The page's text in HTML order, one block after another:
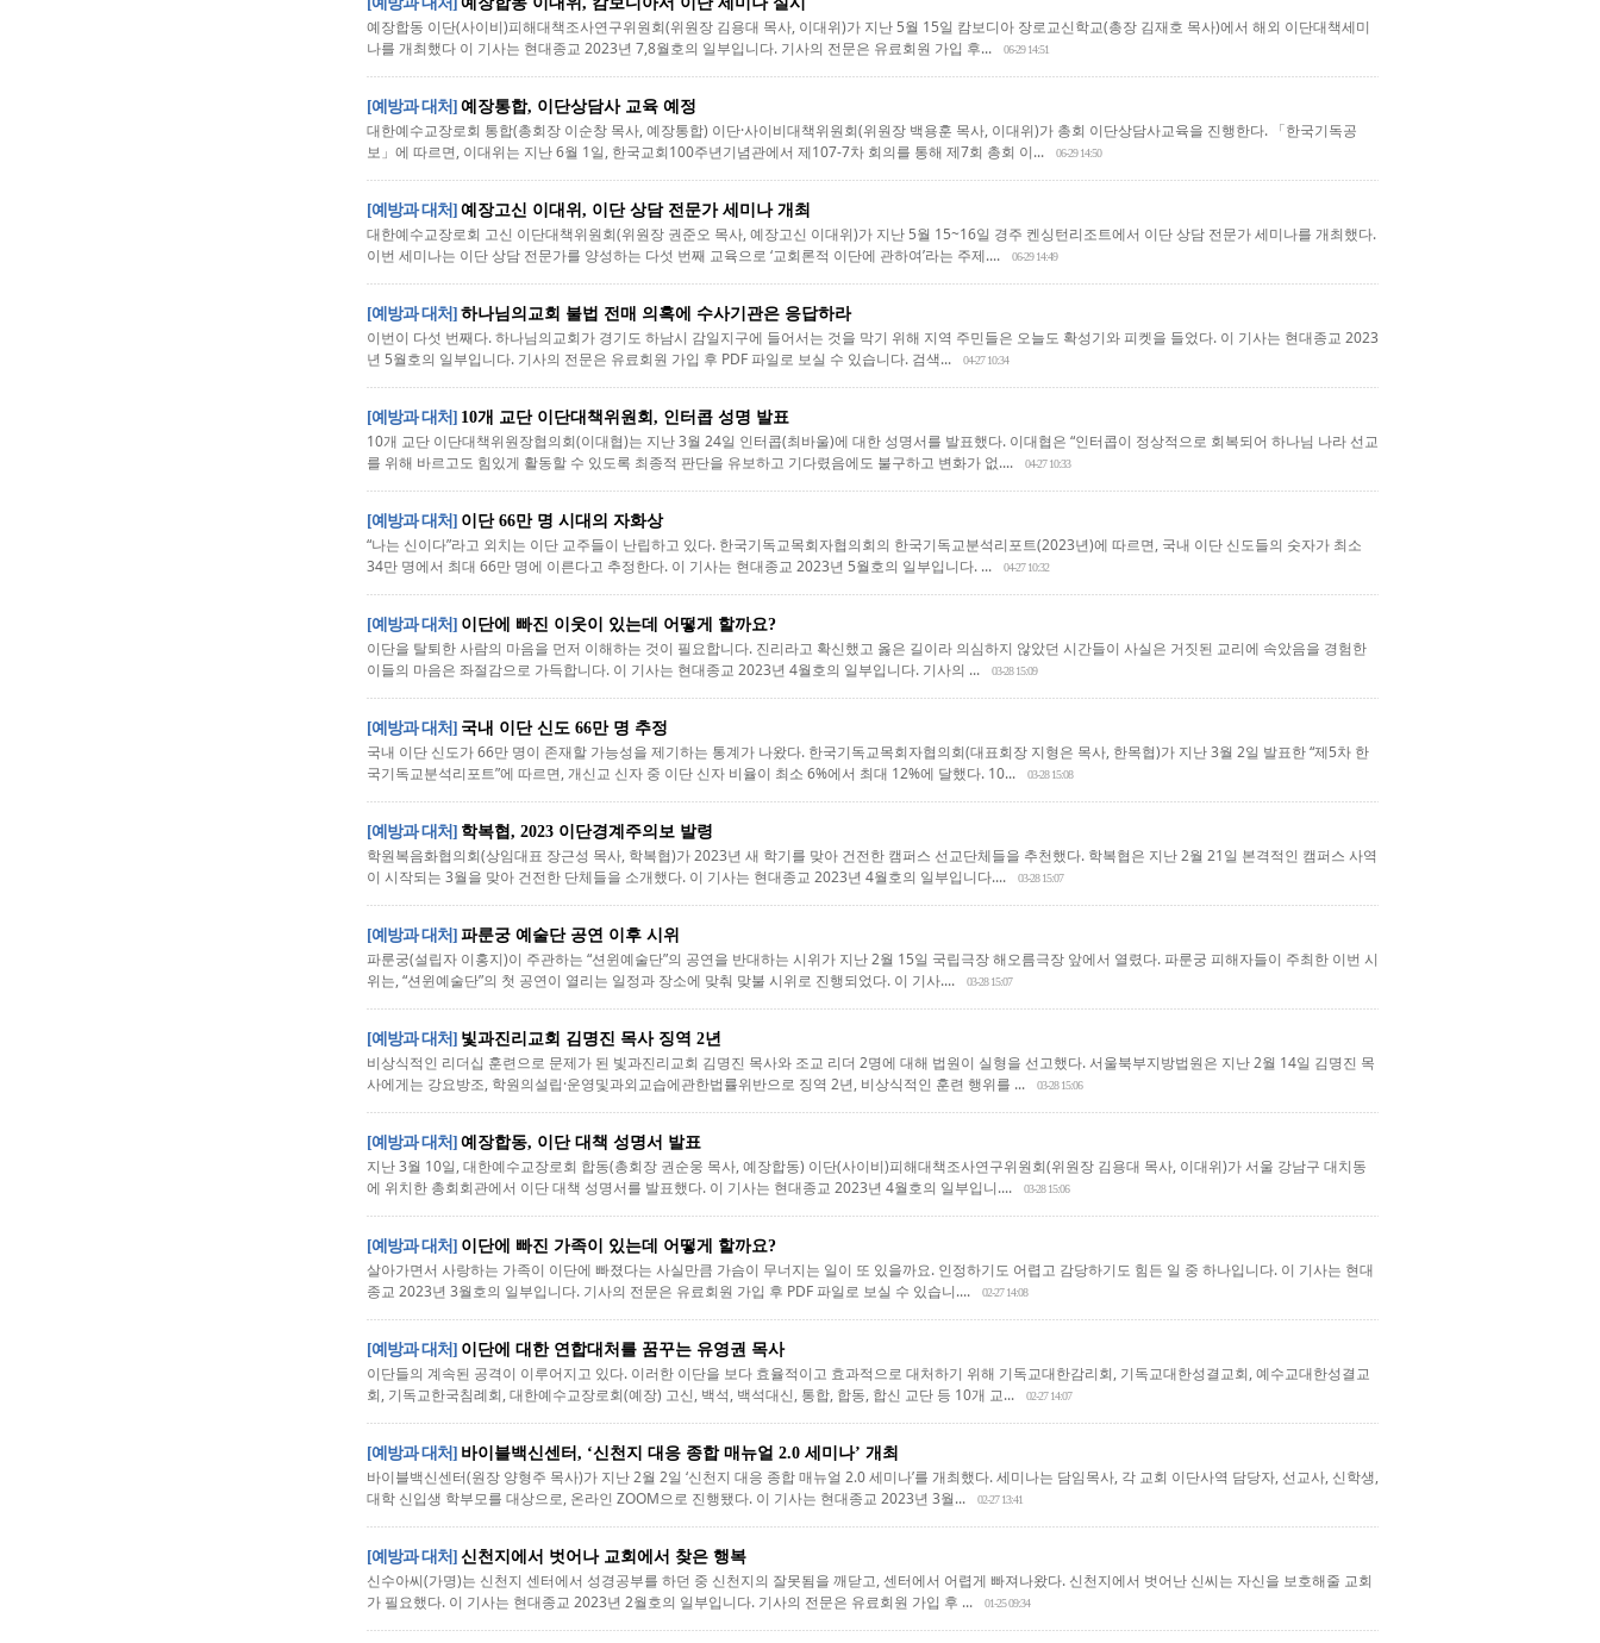
예장합동 이단(사이비)피해대책조사연구위원회(위원장 김용대 목사, 이대위)가 지난 5월 15일 캄보디아 장로교신학교(총장 김재호 목사)에서 해외 이단대책세미
나를 개최했다 이 기사는 현대종교 2023년 7,8월호의 일부입니다. 기사의 전문은 유료회원 가입 후...
06-29 14:51
[예방과 대처] 예장통합, 이단상담사 교육 예정
대한예수교장로회 통합(총회장 이순창 목사, 예장통합) 이단·사이비대책위원회(위원장 백용훈 목사, 이대위)가 총회 이단상담사교육을 진행한다. 「한국기독공
보」에 따르면, 이대위는 지난 6월 1일, 한국교회100주년기념관에서 제107-7차 회의를 통해 제7회 총회 이...
06-29 14:50
[예방과 대처] 예장고신 이대위, 이단 상담 전문가 세미나 개최
대한예수교장로회 고신 이단대책위원회(위원장 권준오 목사, 예장고신 이대위)가 지난 5월 15~16일 경주 켄싱턴리조트에서 이단 상담 전문가 세미나를 개최했다.
이번 세미나는 이단 상담 전문가를 양성하는 다섯 번째 교육으로 ‘교회론적 이단에 관하여’라는 주제....
06-29 14:49
[예방과 대처] 하나님의교회 불법 전매 의혹에 수사기관은 응답하라
이번이 다섯 번째다. 하나님의교회가 경기도 하남시 감일지구에 들어서는 것을 막기 위해 지역 주민들은 오늘도 확성기와 피켓을 들었다. 이 기사는 현대종교 2023
년 5월호의 일부입니다. 기사의 전문은 유료회원 가입 후 PDF 파일로 보실 수 있습니다. 검색...
04-27 10:34
[예방과 대처] 10개 교단 이단대책위원회, 인터콥 성명 발표
10개 교단 이단대책위원장협의회(이대협)는 지난 3월 24일 인터콥(최바울)에 대한 성명서를 발표했다. 이대협은 “인터콥이 정상적으로 회복되어 하나님 나라 선교
를 위해 바르고도 힘있게 활동할 수 있도록 최종적 판단을 유보하고 기다렸음에도 불구하고 변화가 없....
04-27 10:33
[예방과 대처] 이단 66만 명 시대의 자화상
“나는 신이다”라고 외치는 이단 교주들이 난립하고 있다. 한국기독교목회자협의회의 한국기독교분석리포트(2023년)에 따르면, 국내 이단 신도들의 숫자가 최소
34만 명에서 최대 66만 명에 이른다고 추정한다. 이 기사는 현대종교 2023년 5월호의 일부입니다. ...
04-27 10:32
[예방과 대처] 이단에 빠진 이웃이 있는데 어떻게 할까요?
이단을 탈퇴한 사람의 마음을 먼저 이해하는 것이 필요합니다. 진리라고 확신했고 옳은 길이라 의심하지 않았던 시간들이 사실은 거짓된 교리에 속았음을 경험한
이들의 마음은 좌절감으로 가득합니다. 이 기사는 현대종교 2023년 4월호의 일부입니다. 기사의 ...
03-28 15:09
[예방과 대처] 국내 이단 신도 66만 명 추정
국내 이단 신도가 66만 명이 존재할 가능성을 제기하는 통계가 나왔다. 한국기독교목회자협의회(대표회장 지형은 목사, 한목협)가 지난 3월 2일 발표한 “제5차 한
국기독교분석리포트”에 따르면, 개신교 신자 중 이단 신자 비율이 최소 6%에서 최대 12%에 달했다. 10...
03-28 15:08
[예방과 대처] 학복협, 2023 이단경계주의보 발령
학원복음화협의회(상임대표 장근성 목사, 학복협)가 2023년 새 학기를 맞아 건전한 캠퍼스 선교단체들을 추천했다. 학복협은 지난 2월 21일 본격적인 캠퍼스 사역
이 시작되는 3월을 맞아 건전한 단체들을 소개했다. 이 기사는 현대종교 2023년 4월호의 일부입니다....
03-28 15:07
[예방과 대처] 파룬궁 예술단 공연 이후 시위
파룬궁(설립자 이홍지)이 주관하는 “션윈예술단”의 공연을 반대하는 시위가 지난 2월 15일 국립극장 해오름극장 앞에서 열렸다. 파룬궁 피해자들이 주최한 이번 시
위는, “션윈예술단”의 첫 공연이 열리는 일정과 장소에 맞춰 맞불 시위로 진행되었다. 이 기사....
03-28 15:07
[예방과 대처] 빛과진리교회 김명진 목사 징역 2년
비상식적인 리더십 훈련으로 문제가 된 빛과진리교회 김명진 목사와 조교 리더 2명에 대해 법원이 실형을 선고했다. 서울북부지방법원은 지난 2월 14일 김명진 목
사에게는 강요방조, 학원의설립·운영및과외교습에관한법률위반으로 징역 2년, 비상식적인 훈련 행위를 ...
03-28 15:06
[예방과 대처] 예장합동, 이단 대책 성명서 발표
지난 3월 10일, 대한예수교장로회 합동(총회장 권순웅 목사, 예장합동) 이단(사이비)피해대책조사연구위원회(위원장 김용대 목사, 이대위)가 서울 강남구 대치동
에 위치한 총회회관에서 이단 대책 성명서를 발표했다. 이 기사는 현대종교 2023년 4월호의 일부입니....
03-28 15:06
[예방과 대처] 이단에 빠진 가족이 있는데 어떻게 할까요?
살아가면서 사랑하는 가족이 이단에 빠졌다는 사실만큼 가슴이 무너지는 일이 또 있을까요. 인정하기도 어렵고 감당하기도 힘든 일 중 하나입니다. 이 기사는 현대
종교 2023년 3월호의 일부입니다. 기사의 전문은 유료회원 가입 후 PDF 파일로 보실 수 있습니....
02-27 14:08
[예방과 대처] 이단에 대한 연합대처를 꿈꾸는 유영권 목사
이단들의 계속된 공격이 이루어지고 있다. 이러한 이단을 보다 효율적이고 효과적으로 대처하기 위해 기독교대한감리회, 기독교대한성결교회, 예수교대한성결교
회, 기독교한국침례회, 대한예수교장로회(예장) 고신, 백석, 백석대신, 통합, 합동, 합신 교단 등 10개 교...
02-27 14:07
[예방과 대처] 바이블백신센터, ‘신천지 대응 종합 매뉴얼 2.0 세미나’ 개최
바이블백신센터(원장 양형주 목사)가 지난 2월 2일 ‘신천지 대응 종합 매뉴얼 2.0 세미나’를 개최했다. 세미나는 담임목사, 각 교회 이단사역 담당자, 선교사, 신학생,
대학 신입생 학부모를 대상으로, 온라인 ZOOM으로 진행됐다. 이 기사는 현대종교 2023년 3월...
02-27 13:41
[예방과 대처] 신천지에서 벗어나 교회에서 찾은 행복
신수아씨(가명)는 신천지 센터에서 성경공부를 하던 중 신천지의 잘못됨을 깨닫고, 센터에서 어렵게 빠져나왔다. 신천지에서 벗어난 신씨는 자신을 보호해줄 교회
가 필요했다. 이 기사는 현대종교 2023년 2월호의 일부입니다. 기사의 전문은 유료회원 가입 후 ...
01-25 09:34